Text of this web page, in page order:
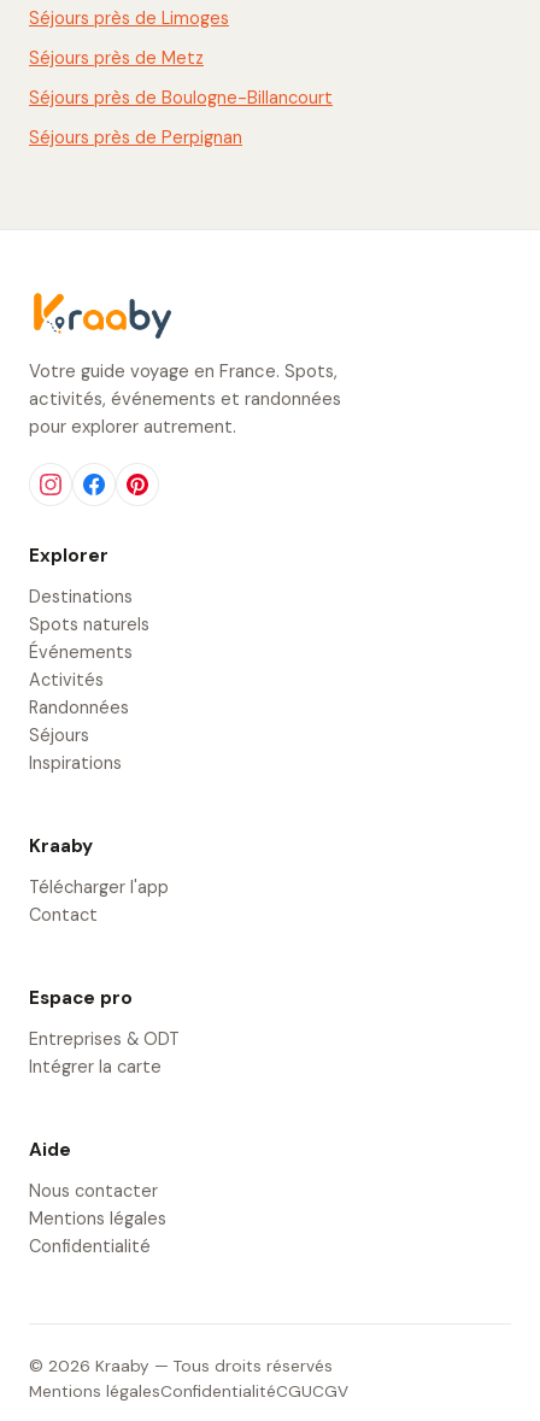
Séjours près de Limoges
Séjours près de Metz
Séjours près de Boulogne-Billancourt
Séjours près de Perpignan
Votre guide voyage en France. Spots,
activités, événements et randonnées
pour explorer autrement.
Explorer
Destinations
Spots naturels
Événements
Activités
Randonnées
Séjours
Inspirations
Kraaby
Télécharger l'app
Contact
Espace pro
Entreprises & ODT
Intégrer la carte
Aide
Nous contacter
Mentions légales
Confidentialité
© 2026 Kraaby — Tous droits réservés
Mentions légalesConfidentialitéCGUCGV